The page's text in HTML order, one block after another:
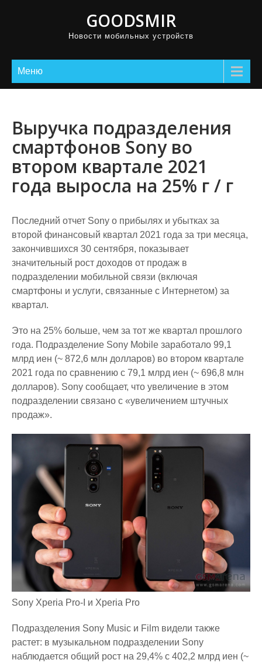
GOODSMIR
Новости мобильных устройств
Меню
Выручка подразделения
смартфонов Sony во
втором квартале 2021
года выросла на 25% г / г
Последний отчет Sony о прибылях и убытках за
второй финансовый квартал 2021 года за три месяца,
закончившихся 30 сентября, показывает
значительный рост доходов от продаж в
подразделении мобильной связи (включая
смартфоны и услуги, связанные с Интернетом) за
квартал.
Это на 25% больше, чем за тот же квартал прошлого
года. Подразделение Sony Mobile заработало 99,1
млрд иен (~ 872,6 млн долларов) во втором квартале
2021 года по сравнению с 79,1 млрд иен (~ 696,8 млн
долларов). Sony сообщает, что увеличение в этом
подразделении связано с «увеличением штучных
продаж».
Sony Xperia Pro-I и Xperia Pro
Подразделения Sony Music и Film видели также
растет: в музыкальном подразделении Sony
наблюдается общий рост на 29,4% с 402,2 млрд иен (~